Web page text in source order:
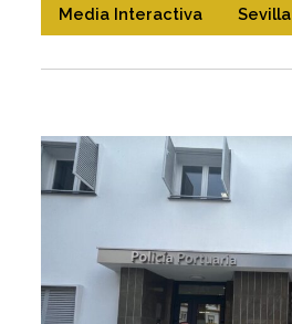
Media Interactiva Sevilla